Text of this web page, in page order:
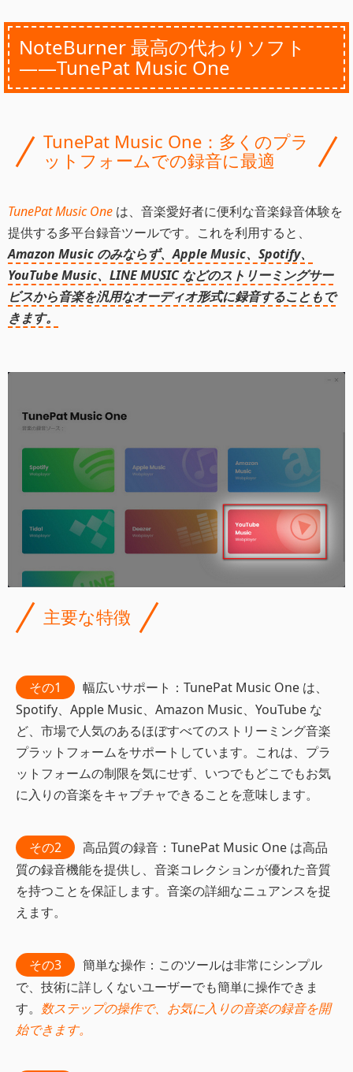
NoteBurner 最高の代わりソフト
――TunePat Music One
TunePat Music One：多くのプラ
ットフォームでの録音に最適
TunePat Music One は、音楽愛好者に便利な音楽録音体験を
提供する多平台録音ツールです。これを利用すると、
Amazon Music のみならず、Apple Music、Spotify、
YouTube Music、LINE MUSIC などのストリーミングサー
ビスから音楽を汎用なオーディオ形式に録音することもで
きます。
主要な特徴
その1
幅広いサポート：TunePat Music One は、
Spotify、Apple Music、Amazon Music、YouTube な
ど、市場で人気のあるほぼすべてのストリーミング音楽
プラットフォームをサポートしています。これは、プラ
ットフォームの制限を気にせず、いつでもどこでもお気
に入りの音楽をキャプチャできることを意味します。
その2
高品質の録音：TunePat Music One は高品
質の録音機能を提供し、音楽コレクションが優れた音質
を持つことを保証します。音楽の詳細なニュアンスを捉
えます。
その3
簡単な操作：このツールは非常にシンプル
で、技術に詳しくないユーザーでも簡単に操作できま
す。 数ステップの操作で、お気に入りの音楽の録音を開
始できます。